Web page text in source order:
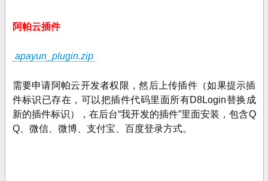
阿帕云插件
apayun_plugin.zip
需要申请阿帕云开发者权限，然后上传插件（如果提示插
件标识已存在，可以把插件代码里面所有D8Login替换成
新的插件标识），在后台“我开发的插件”里面安装 ，包含Q
Q、微信、微博、支付宝、百度登录方式。